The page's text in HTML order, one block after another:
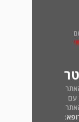
עם
: